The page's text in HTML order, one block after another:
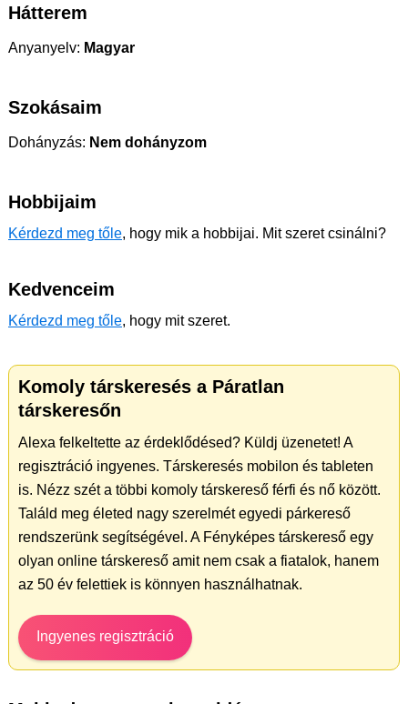
Hátterem
Anyanyelv: Magyar
Szokásaim
Dohányzás: Nem dohányzom
Hobbijaim
Kérdezd meg tőle, hogy mik a hobbijai. Mit szeret csinálni?
Kedvenceim
Kérdezd meg tőle, hogy mit szeret.
Komoly társkeresés a Páratlan
társkeresőn
Alexa felkeltette az érdeklődésed? Küldj üzenetet! A
regisztráció ingyenes. Társkeresés mobilon és tableten
is. Nézz szét a többi komoly társkereső férfi és nő között.
Találd meg életed nagy szerelmét egyedi párkereső
rendszerünk segítségével. A Fényképes társkereső egy
olyan online társkereső amit nem csak a fiatalok, hanem
az 50 év felettiek is könnyen használhatnak.
Ingyenes regisztráció